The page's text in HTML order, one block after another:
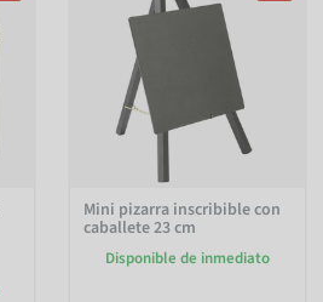
Mini pizarra inscribible con
caballete 23 cm
Disponible de inmediato